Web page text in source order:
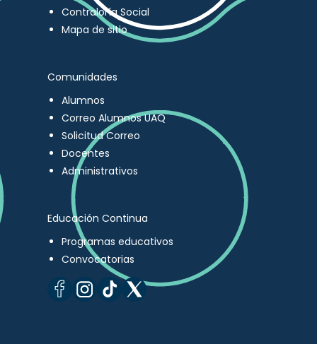
Contraloría Social
Mapa de sitio
Comunidades
Alumnos
Correo Alumnos UAQ
Solicitud Correo
Docentes
Administrativos
Educación Continua
Programas educativos
Convocatorias